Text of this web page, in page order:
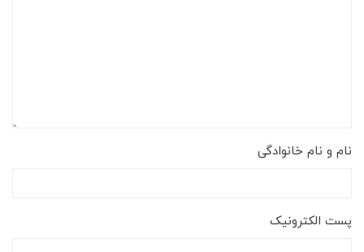
نام و نام خانوادگی
پست الکترونیک